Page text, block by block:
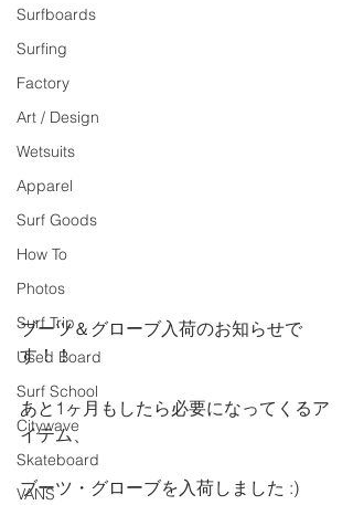
Surfboards
Surfing
Factory
Art / Design
Wetsuits
Apparel
Surf Goods
How To
Photos
Surf Trip
Used Board
Surf School
Citywave
Skateboard
VANS
ブーツ＆グローブ入荷のお知らせで
す！！
あと1ヶ月もしたら必要になってくるア
イテム、
ブーツ・グローブを入荷しました :)